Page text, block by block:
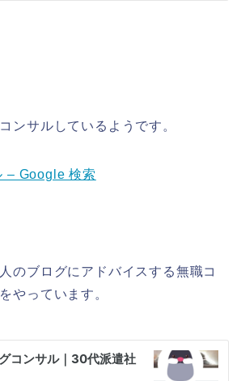
ンサルしているようです。
– Google 検索
のブログにアドバイスする無職コ
やっています。